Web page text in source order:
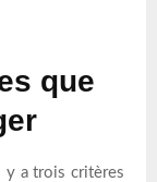
que
y a trois critères